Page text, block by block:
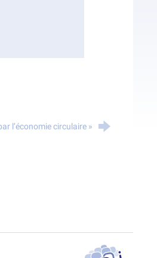
l’économie circulaire »
SPPPI PACA